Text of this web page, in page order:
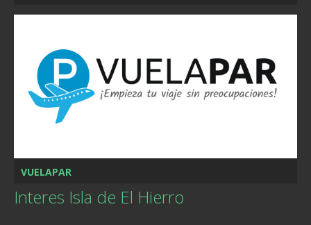
VUELAPAR
Interes Isla de El Hierro